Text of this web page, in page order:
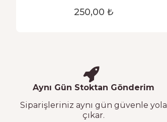
250,00 ₺
Aynı Gün Stoktan Gönderim
Siparişleriniz aynı gün güvenle yola
çıkar.